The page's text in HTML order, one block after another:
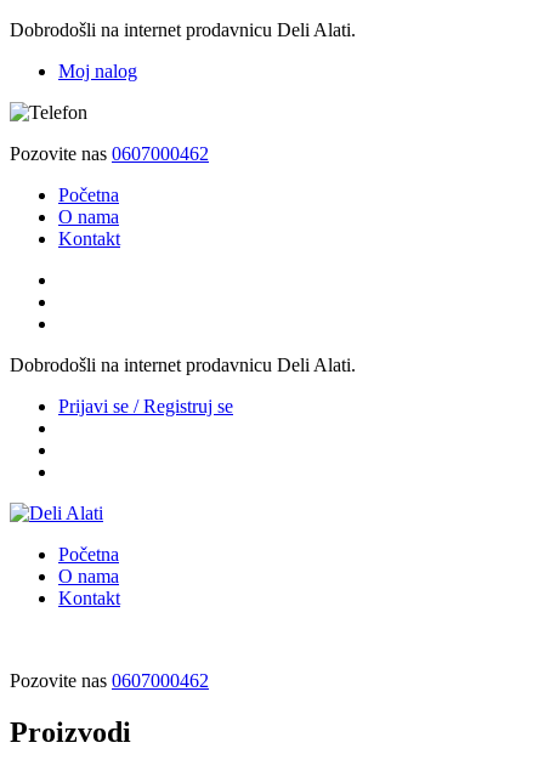
Dobrodošli na internet prodavnicu Deli Alati.
Moj nalog
Pozovite nas 0607000462
Početna
O nama
Kontakt
Dobrodošli na internet prodavnicu Deli Alati.
Prijavi se / Registruj se
Početna
O nama
Kontakt
Pozovite nas 0607000462
Proizvodi